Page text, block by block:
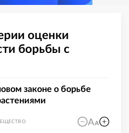
оценки
борьбы с
законе о борьбе